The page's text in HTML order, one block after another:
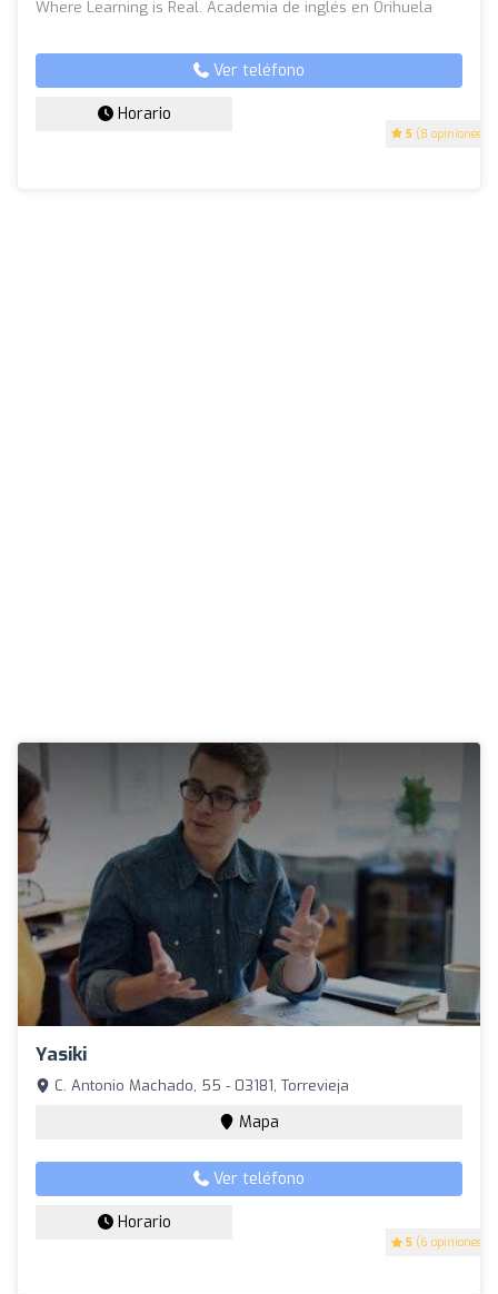
5 (8 opiniones)
Where Learning is Real. Academia de inglés en Orihuela
Ver teléfono
Horario
Yasiki
5 (6 opiniones)
C. Antonio Machado, 55 - 03181, Torrevieja
Mapa
Ver teléfono
Horario